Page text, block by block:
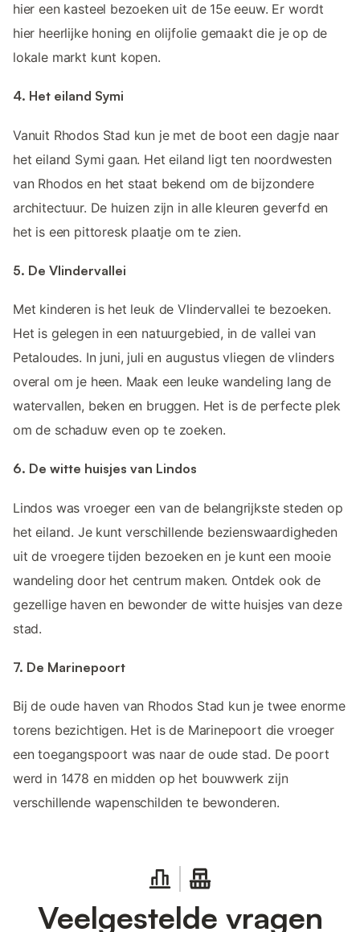
hier een kasteel bezoeken uit de 15e eeuw. Er wordt
hier heerlijke honing en olijfolie gemaakt die je op de
lokale markt kunt kopen.
4. Het eiland Symi
Vanuit Rhodos Stad kun je met de boot een dagje naar
het eiland Symi gaan. Het eiland ligt ten noordwesten
van Rhodos en het staat bekend om de bijzondere
architectuur. De huizen zijn in alle kleuren geverfd en
het is een pittoresk plaatje om te zien.
5. De Vlindervallei
Met kinderen is het leuk de Vlindervallei te bezoeken.
Het is gelegen in een natuurgebied, in de vallei van
Petaloudes. In juni, juli en augustus vliegen de vlinders
overal om je heen. Maak een leuke wandeling lang de
watervallen, beken en bruggen. Het is de perfecte plek
om de schaduw even op te zoeken.
6. De witte huisjes van Lindos
Lindos was vroeger een van de belangrijkste steden op
het eiland. Je kunt verschillende bezienswaardigheden
uit de vroegere tijden bezoeken en je kunt een mooie
wandeling door het centrum maken. Ontdek ook de
gezellige haven en bewonder de witte huisjes van deze
stad.
7. De Marinepoort
Bij de oude haven van Rhodos Stad kun je twee enorme
torens bezichtigen. Het is de Marinepoort die vroeger
een toegangspoort was naar de oude stad. De poort
werd in 1478 en midden op het bouwwerk zijn
verschillende wapenschilden te bewonderen.
Veelgestelde vragen